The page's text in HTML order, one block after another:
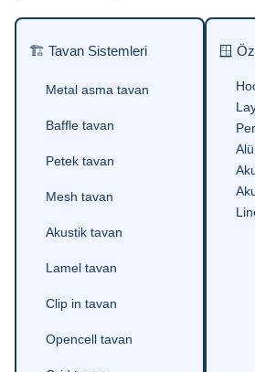
🏗 Tavan Sistemleri
Metal asma tavan
Baffle tavan
Petek tavan
Mesh tavan
Akustik tavan
Lamel tavan
Clip in tavan
Opencell tavan
🪟